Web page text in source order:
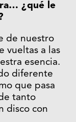
¿qué le
de nuestro
vueltas a las
esencia.
diferente
que pasa
tanto
disco con